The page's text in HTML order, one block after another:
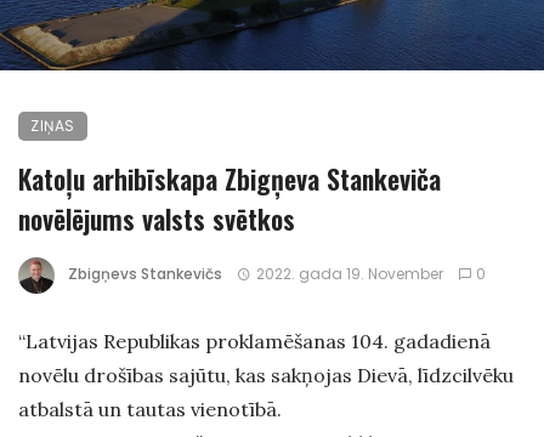
ZIŅAS
Katoļu arhibīskapa Zbigņeva Stankeviča
novēlējums valsts svētkos
Zbigņevs Stankevičs 2022. gada 19. November 0
“Latvijas Republikas proklamēšanas 104. gadadienā
novēlu drošības sajūtu, kas sakņojas Dievā, līdzcilvēku
atbalstā un tautas vienotībā.